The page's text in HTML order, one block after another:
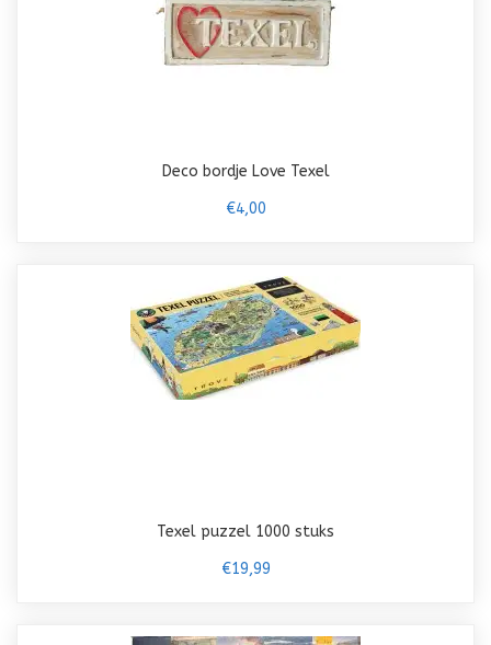
Deco bordje Love Texel
€4,00
Texel puzzel 1000 stuks
€19,99